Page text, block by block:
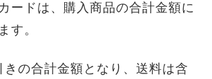
ードは、購入商品の合計金額に
す。
の合計金額となり、送料は含